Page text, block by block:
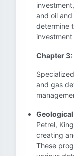
and oil
determine
Chapter
and gas
Petrel,
creating
These